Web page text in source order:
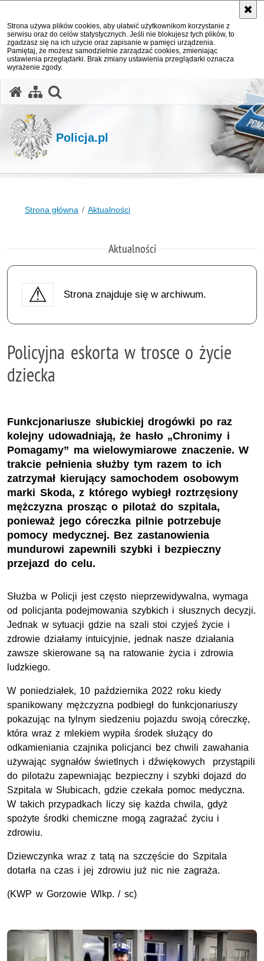
Strona używa plików cookies, aby ułatwić użytkownikom korzystanie z
serwisu oraz do celów statystycznych. Jeśli nie blokujesz tych plików, to
zgadzasz się na ich użycie oraz zapisanie w pamięci urządzenia.
Pamiętaj, że możesz samodzielnie zarządzać cookies, zmieniając
ustawienia przeglądarki. Brak zmiany ustawienia przeglądarki oznacza
wyrażenie zgody.
Policja.pl
Strona główna Aktualności
Aktualności
Strona znajduje się w archiwum.
Policyjna eskorta w trosce o życie
dziecka
Funkcjonariusze słubickiej drogówki po raz
kolejny udowadniają, że hasło „Chronimy i
Pomagamy” ma wielowymiarowe znaczenie. W
trakcie pełnienia służby tym razem to ich
zatrzymał kierujący samochodem osobowym
marki Skoda, z którego wybiegł roztrzęsiony
mężczyzna prosząc o pilotaż do szpitala,
ponieważ jego córeczka pilnie potrzebuje
pomocy medycznej. Bez zastanowienia
mundurowi zapewnili szybki i bezpieczny
przejazd do celu.
Służba w Policji jest często nieprzewidywalna, wymaga
od policjanta podejmowania szybkich i słusznych decyzji.
Jednak w sytuacji gdzie na szali stoi czyjeś życie i
zdrowie działamy intuicyjnie, jednak nasze działania
zawsze skierowane są na ratowanie życia i zdrowia
ludzkiego.
W poniedziałek, 10 października 2022 roku kiedy
spanikowany mężczyzna podbiegł do funkcjonariuszy
pokazując na tylnym siedzeniu pojazdu swoją córeczkę,
która wraz z mlekiem wypiła środek służący do
odkamieniania czajnika policjanci bez chwili zawahania
używając sygnałów świetlnych i dźwiękowych przystąpili
do pilotażu zapewniając bezpieczny i szybki dojazd do
Szpitala w Słubicach, gdzie czekała pomoc medyczna.
W takich przypadkach liczy się każda chwila, gdyż
spożyte środki chemiczne mogą zagrażać życiu i
zdrowiu.
Dziewczynka wraz z tatą na szczęście do Szpitala
dotarła na czas i jej zdrowiu już nic nie zagraża.
(KWP w Gorzowie Wlkp. / sc)